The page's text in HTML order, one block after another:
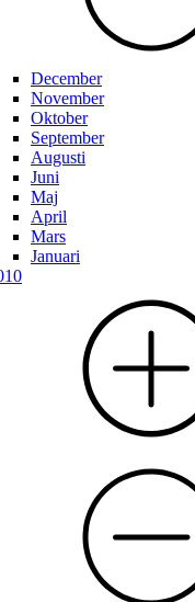
December
November
Oktober
September
Augusti
Juni
Maj
April
Mars
Januari